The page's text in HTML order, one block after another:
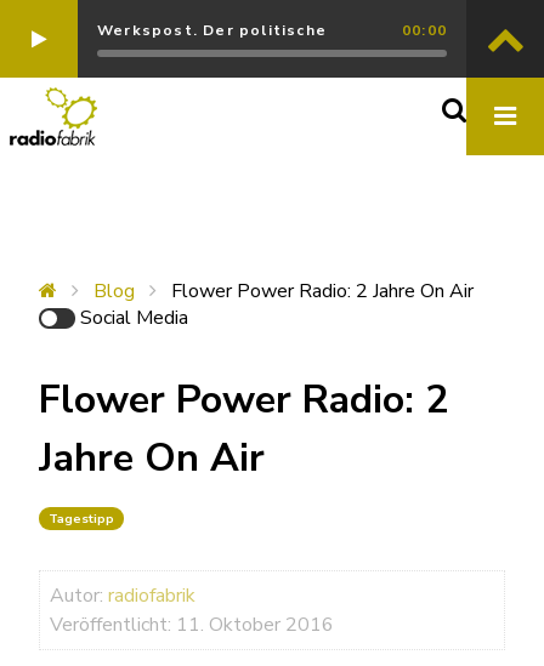
Werkspost. Der politische 00:00
Blog
Flower Power Radio: 2 Jahre On Air
Social Media
Flower Power Radio: 2
Jahre On Air
Tagestipp
Autor: radiofabrik
Veröffentlicht: 11. Oktober 2016